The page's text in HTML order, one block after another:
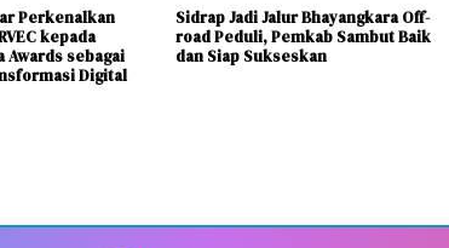
Perkenalkan
kepada
Awards sebagai
Digital
Sidrap Jadi Jalur Bhayangkara Off-
road Peduli, Pemkab Sambut Baik
dan Siap Sukseskan